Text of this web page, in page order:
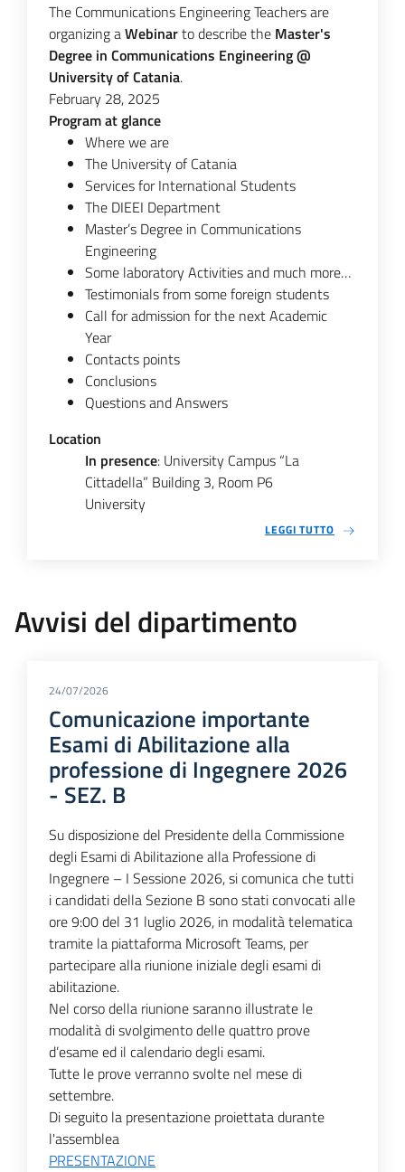
The Communications Engineering Teachers are
organizing aWebinarto describe the Master's
Degree in Communications Engineering @
University of Catania.
February 28, 2025
Program at glance
Where we are
The University of Catania
Services for International Students
The DIEEI Department
Master’s Degree in Communications
Engineering
Some laboratory Activities and much more…
Testimonials from some foreign students
Call for admission for the next Academic
Year
Contacts points
Conclusions
Questions and Answers
Location
In presence: University Campus “La
Cittadella” Building 3, Room P6
University
LEGGI TUTTO
Avvisi del dipartimento
24/07/2026
Comunicazione importante
Esami di Abilitazione alla
professione di Ingegnere 2026
- SEZ. B
Su disposizione del Presidente della Commissione
degli Esami di Abilitazione alla Professione di
Ingegnere – I Sessione 2026, si comunica che tutti
i candidati della Sezione B sono stati convocati alle
ore 9:00 del 31 luglio 2026, in modalità telematica
tramite la piattaforma Microsoft Teams, per
partecipare alla riunione iniziale degli esami di
abilitazione.
Nel corso della riunione saranno illustrate le
modalità di svolgimento delle quattro prove
d’esame ed il calendario degli esami.
Tutte le prove verranno svolte nel mese di
settembre.
Di seguito la presentazione proiettata durante
l'assemblea
PRESENTAZIONE